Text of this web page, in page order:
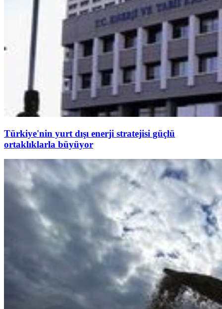
Türkiye'nin yurt dışı enerji stratejisi güçlü
ortaklıklarla büyüyor